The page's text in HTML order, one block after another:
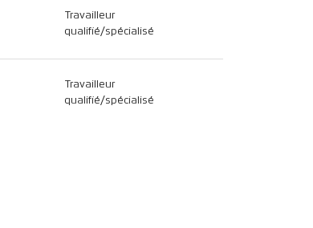
Travailleur
qualifié/spécialisé
Travailleur
qualifié/spécialisé